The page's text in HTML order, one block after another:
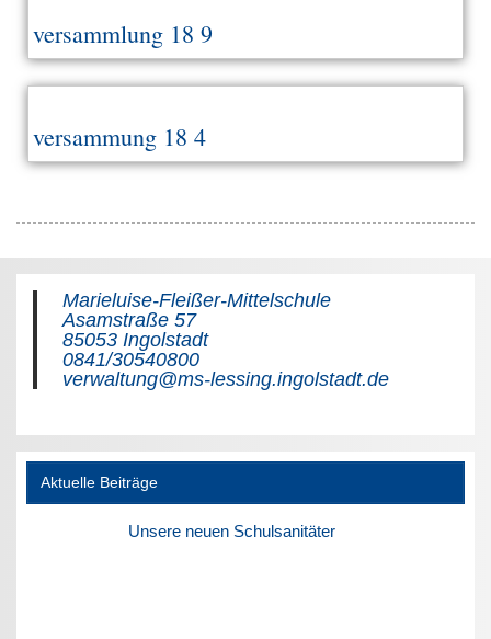
versammlung 18 9
versammung 18 4
Marieluise-Fleißer-Mittelschule
Asamstraße 57
85053 Ingolstadt
0841/30540800
verwaltung@ms-lessing.ingolstadt.de
Aktuelle Beiträge
Unsere neuen Schulsanitäter